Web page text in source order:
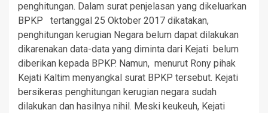
penghitungan. Dalam surat penjelasan yang dikeluarkan
BPKP tertanggal 25 Oktober 2017 dikatakan,
penghitungan kerugian Negara belum dapat dilakukan
dikarenakan data-data yang diminta dari Kejati belum
diberikan kepada BPKP. Namun, menurut Rony pihak
Kejati Kaltim menyangkal surat BPKP tersebut. Kejati
bersikeras penghitungan kerugian negara sudah
dilakukan dan hasilnya nihil. Meski keukeuh, Kejati